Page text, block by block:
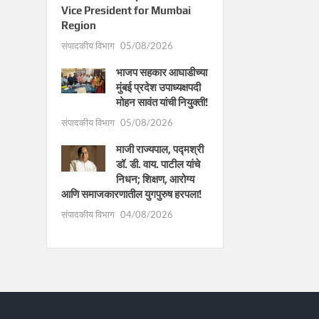
Vice President for Mumbai
Region
संपादकीय विभाग 05/08/2026
भाजप सहकार आघाडीच्या
मुंबई प्रदेश उपाध्यक्षपदी
मोहन सावंत यांची नियुक्ती!
संपादकीय विभाग 05/08/2026
माजी राज्यपाल, पद्मश्री
डॉ. डी. वाय. पाटील यांचे
निधन; शिक्षण, आरोग्य
आणि समाजकारणातील युगपुरुष हरपला!
संपादकीय विभाग 04/08/2026